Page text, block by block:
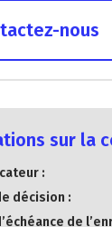
nous
sur la
:
décision :
de